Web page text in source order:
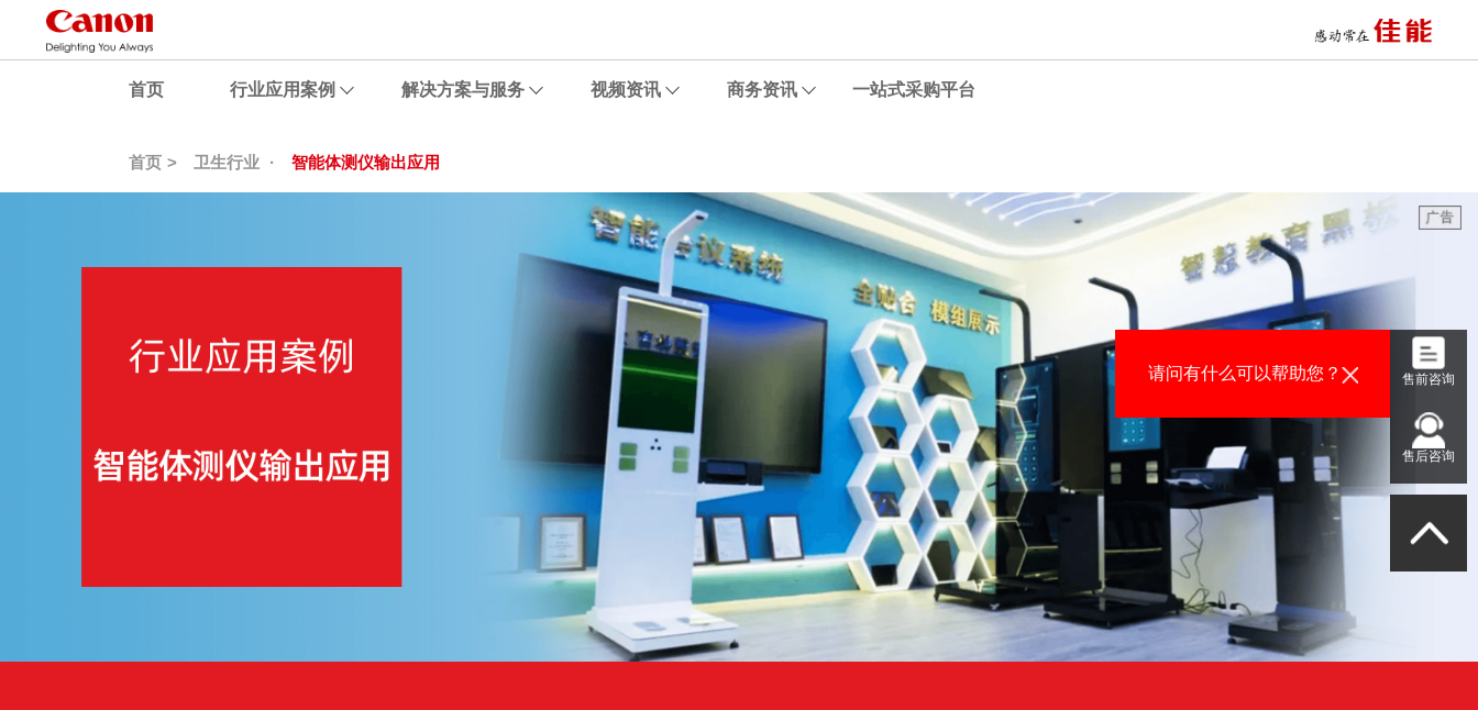
首页 行业应用案例
茶叶一站式包装应用
文化创意公司多样化输出
专业展览级输出工作室
电视台应对恶劣气候全面高清拍摄
温州某旅行社打印应用
知名珠宝电商平台打印应用
咖啡店创意打印应用
“佳直播”播客视频化专业录播室应用
中小企业办公应用案例
佳直播X匡威直播间改造应用
喵小匠便利店共享打印
“佳定制”精准打印专属解决方案
长沙沃印自助打印服务
某大会高品质打印与服务
百步印社社区24小时自助打印
某社区便利店
室内设计公司及房地产中介
某设计院数码出图与设备管理
医疗制造企业特殊纸打印应用
某连锁体检中心“打印池”解决方案
精细化人像皮肤拍摄应用
智能体测仪输出应用
口腔医院牙片输出应用
广西某综合性医院输出解决方案
佳能携手荣威医疗助力医用胶片
上海国民健康小康助手机器人
国内某三甲医院
十二年一贯制学校打印应用
智慧点阵打印应用
儿童之家幼儿园打印应用
杭州珐珞斯智慧作业学情系统
某市新建学校
四川传媒学院
平安校园 数字安防监控系统
某物业管理公司高效打印与成本控制
建筑装饰行业定制化设计生产
银行网点大堂自助打印
城市商业银行管理文印输出
交通数字安防电子警察系统
大型体育赛事打印综合应用
政务大厅营业执照打印应用
数字安防视频监控与事件复盘
某电力勘测设计院高速环保印刷
国内某物流快递企业
解决方案与服务 视频资讯 商务资讯 一站式采购平台
首页 卫生行业 智能体测仪输出应用
请问有什么可以帮助您？ 售前咨询
售后咨询